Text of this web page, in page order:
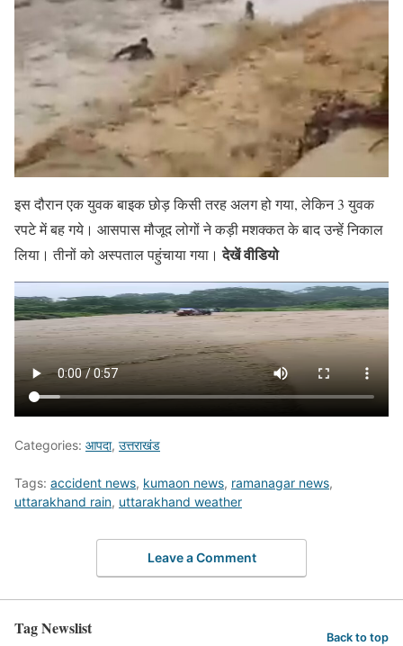
इस दौरान एक युवक बाइक छोड़ किसी तरह अलग हो गया, लेकिन 3 युवक
रपटे में बह गये। आसपास मौजूद लोगों ने कड़ी मशक्कत के बाद उन्हें निकाल
लिया। तीनों को अस्पताल पहुंचाया गया।देखें वीडियो
Categories: आपदा, उत्तराखंड
Tags: accident news, kumaon news, ramanagar news,
uttarakhand rain, uttarakhand weather
Leave a Comment
Tag Newslist Back to top